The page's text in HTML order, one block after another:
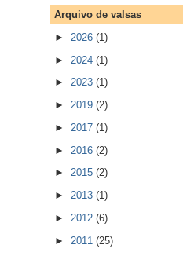
Arquivo de valsas
► 2026 (1)
► 2024 (1)
► 2023 (1)
► 2019 (2)
► 2017 (1)
► 2016 (2)
► 2015 (2)
► 2013 (1)
► 2012 (6)
► 2011 (25)